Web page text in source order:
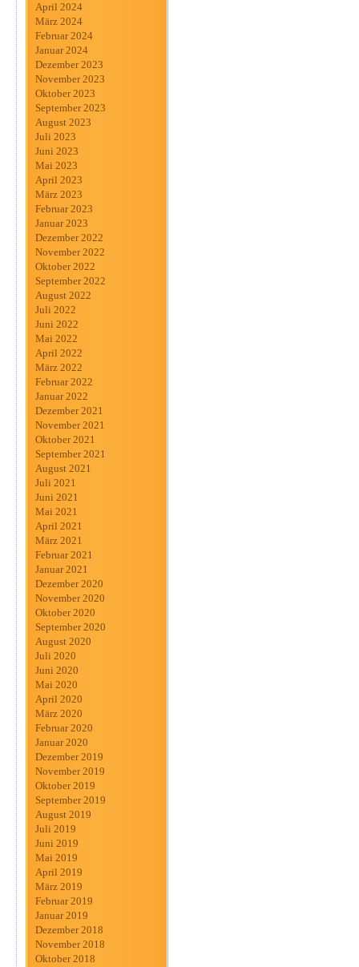
April 2024
März 2024
Februar 2024
Januar 2024
Dezember 2023
November 2023
Oktober 2023
September 2023
August 2023
Juli 2023
Juni 2023
Mai 2023
April 2023
März 2023
Februar 2023
Januar 2023
Dezember 2022
November 2022
Oktober 2022
September 2022
August 2022
Juli 2022
Juni 2022
Mai 2022
April 2022
März 2022
Februar 2022
Januar 2022
Dezember 2021
November 2021
Oktober 2021
September 2021
August 2021
Juli 2021
Juni 2021
Mai 2021
April 2021
März 2021
Februar 2021
Januar 2021
Dezember 2020
November 2020
Oktober 2020
September 2020
August 2020
Juli 2020
Juni 2020
Mai 2020
April 2020
März 2020
Februar 2020
Januar 2020
Dezember 2019
November 2019
Oktober 2019
September 2019
August 2019
Juli 2019
Juni 2019
Mai 2019
April 2019
März 2019
Februar 2019
Januar 2019
Dezember 2018
November 2018
Oktober 2018